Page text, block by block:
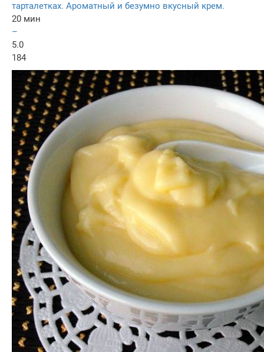
тарталетках. Ароматный и безумно вкусный крем.
20 мин
–
5.0
184